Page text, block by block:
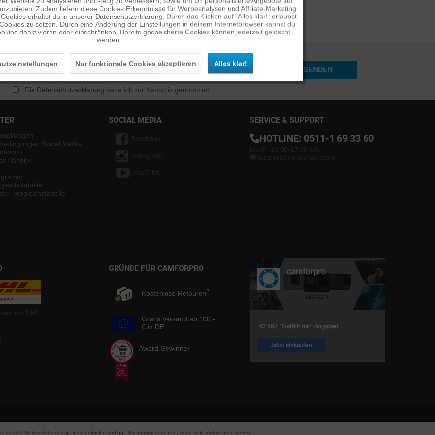
SENDEN
Die Datenschutzerklärung habe ich zur Kenntnis genommen.
Social Media
Händler
Vergleichstabelle
SOCIAL MEDIA SERVICE & SUPPORT
HOTLINE: 0511-1 69 33 60
GRÜNDE FÜR CAMFORPRO
Kostenlose Retouren2
Gratis Versand ab 100,-
€ in DE
Award Gewinner
gesetzl. Mehrwertsteuer zzgl. Versandkosten und ggf. Nachnahmegebühren, wenn nicht anders beschrieben
Inaktiv
Inaktiv
Zudem liefern diese Cookies Erkenntnisse für Werbeanalysen und Affiliate-Marketing.
erhältst du in unserer Datenschutzerklärung. Durch das Klicken auf "Alles klar!" erlaubst
zu setzen. Durch eine Änderung der Einstellungen in deinem Internetbrowser kannst du
deaktivieren oder einschränken. Bereits gespeicherte Cookies können jederzeit gelöscht
werden.
Nur funktionale Cookies akzeptieren Alles klar!